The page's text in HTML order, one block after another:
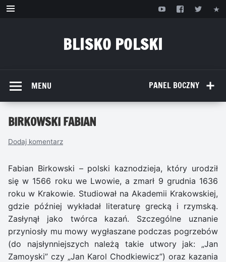
Przejdź
BLISKO POLSKI
PANEL BOCZNY
MENU
BIRKOWSKI FABIAN
Dodaj komentarz
Fabian Birkowski – polski kaznodzieja, który urodził
się w 1566 roku we Lwowie, a zmarł 9 grudnia 1636
roku w Krakowie. Studiował na Akademii Krakowskiej,
gdzie później wykładał literaturę grecką i rzymską.
Zasłynął jako twórca kazań. Szczególne uznanie
przyniosły mu mowy wygłaszane podczas pogrzebów
(do najsłynniejszych należą takie utwory jak: „Jan
Zamoyski” czy „Jan Karol Chodkiewicz”) oraz kazania